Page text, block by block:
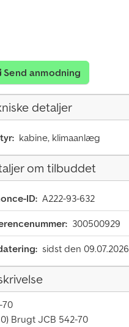
Send anmodning
detaljer
kabine, klimaanlæg
om tilbuddet
ID: A222-93-632
300500929
sidst den 09.07.2026
70
Brugt JCB 542-70